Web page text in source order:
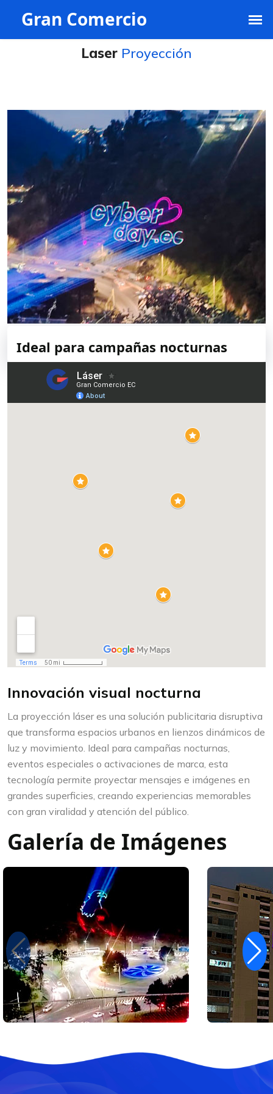
ventas@grancomercio.com.ec
Laser Proyección
Ideal para campañas nocturnas
Innovación visual nocturna
La proyección láser es una solución publicitaria disruptiva
que transforma espacios urbanos en lienzos dinámicos de
luz y movimiento. Ideal para campañas nocturnas,
eventos especiales o activaciones de marca, esta
tecnología permite proyectar mensajes e imágenes en
grandes superficies, creando experiencias memorables
con gran viralidad y atención del público.
Galería de Imágenes